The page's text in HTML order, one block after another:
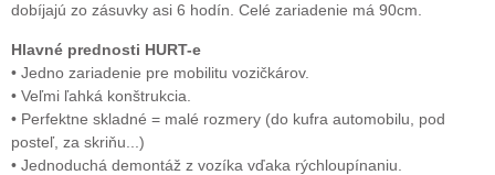
dobíjajú zo zásuvky asi 6 hodín. Celé zariadenie má 90cm.
Hlavné prednosti HURT-e
• Jedno zariadenie pre mobilitu vozičkárov.
• Veľmi ľahká konštrukcia.
• Perfektne skladné = malé rozmery (do kufra automobilu, pod
posteľ, za skriňu...)
• Jednoduchá demontáž z vozíka vďaka rýchloupínaniu.